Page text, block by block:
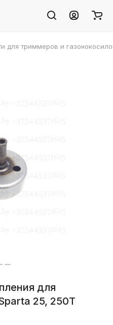
для триммеров и
для
25, 250T